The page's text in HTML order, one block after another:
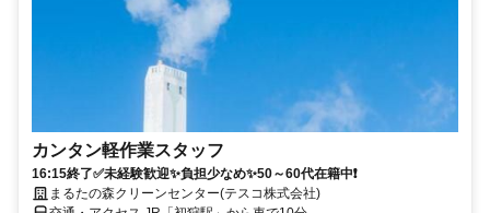
カンタン軽作業スタッフ
16:15終了✅未経験歓迎✨負担少なめ✨50～60代在籍中❗
まるたの森クリーンセンター(テスコ株式会社)